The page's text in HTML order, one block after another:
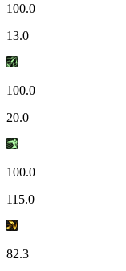
100.0
13.0
100.0
20.0
100.0
115.0
82.3